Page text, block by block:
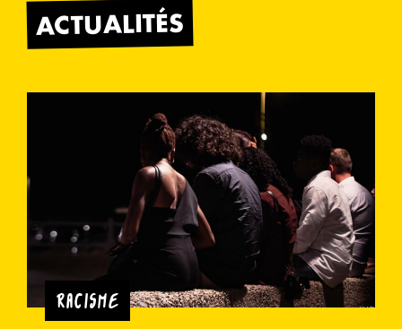
ACTUALITÉS
RACISME